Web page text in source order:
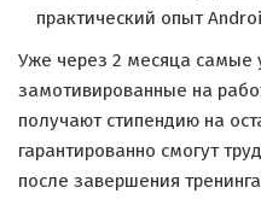
практический опыт
Уже через 2 месяца самые
замотивированные на
получают стипендию на
гарантированно смогут
после завершения